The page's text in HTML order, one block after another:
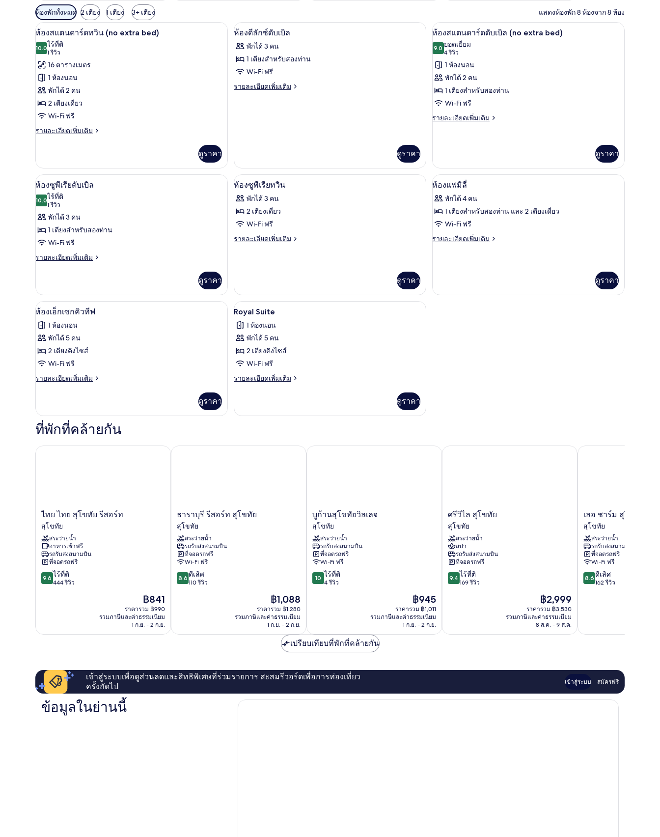
ตัว
กรอง
ที่
มี
ให้
สำหรับ
ห้อง
พัก
ห้องพักทั้งหมด 2 เตียง 1 เตียง 3+ เตียง แสดงห้องพัก 8 ห้องจาก 8 ห้อง
เปิด
ภาพถ่าย
ทั้งหมด
ของ
ห้อง
สแตนดาร์ด
ทวิน
(no
ห้องสแตนดาร์ดทวิน (no extra bed) | ตู้นิรภัยในห้องพัก, โต๊ะทำงาน, เปล/เตียงเด็กอ่อน, เตียงเสริม/เปล
6
ห้องสแตนดาร์ดทวิน (no extra bed)
10.010.0 จาก 10
ไร้ที่ติ
1 รีวิว
(1
รีวิว)
16 ตารางเมตร
1 ห้องนอน
พักได้ 2 คน
2 เตียงเดี่ยว
Wi-Fi ฟรี
รายละเอียดเพิ่มเติม
ราย
เกี่ยว
กับ
ห้อง
สแตนดาร์ด
ทวิ
(no
extra
ดูราคา
เปิด
ภาพถ่าย
ทั้งหมด
ของ
ห้อง
ห้องดีลักซ์ดับเบิล | ตู้นิรภัยในห้องพัก, โต๊ะทำงาน, เปล/เตียงเด็กอ่อน, เตียงเสริม/เปล
17
ห้องดีลักซ์ดับเบิล
พักได้ 3 คน
1 เตียงสำหรับสองท่าน
Wi-Fi ฟรี
รายละเอียดเพิ่มเติม
ราย
ซ์
ดับเบิล
ดูราคา
เปิด
ภาพถ่าย
ทั้งหมด
ของ
ห้อง
สแตนดาร์ด
ดับเบิล
ห้องสแตนดาร์ดดับเบิล (no extra bed) | ตู้นิรภั
7
ห้องสแตนดาร์ดดับเบิล (no extra bed)
9.09.0 จาก 10
ยอดเยี่ยม
4 รีวิว
(4
รีวิว)
1 ห้องนอน
พักได้ 2 คน
1 เตียงสำหรับสองท่าน
Wi-Fi ฟรี
รายละเอียดเพิ่มเติม
ราย
กับ
ห้อง
สแตนดาร์ด
ดับเบิล
(no
bed)
ดูราคา
เปิด
ภาพถ่าย
ทั้งหมด
ของ
ห้อง
บเบิล
ห้องซูพีเรียดับเบิล | ตู้นิรภัยในห้องพัก, โต๊ะทำงาน, เปล/เตียงเด็กอ่อน, เตียงเสริม/เปล
13
ห้องซูพีเรียดับเบิล
10.010.0 จาก 10
ไร้ที่ติ
1 รีวิว
(1
รีวิว)
พักได้ 3 คน
1 เตียงสำหรับสองท่าน
Wi-Fi ฟรี
รายละเอียดเพิ่มเติม
ราย
เกี่ยว
กับ
ห้อง
พี
เรียดั
ดูราคา
เปิด
ภาพถ่าย
ทั้งหมด
ของ
ห้อง
ทวิน
ห้องซูพีเรียทวิน | ตู้นิรภัยในห้องพัก, โต๊ะทำงาน, เปล/เตียงเด็กอ่อน, เตียงเสริม/เปล
13
ห้องซูพีเรียทวิน
พักได้ 3 คน
2 เตียงเดี่ยว
Wi-Fi ฟรี
รายละเอียดเพิ่มเติม
ราย
ห้อง
ซู
พี
ทวิ
น
ดูราคา
เปิด
ภาพถ่าย
ทั้งหมด
ของ
ห้อง
ห้องแฟมิลี่ | ตู้นิรภัยในห้องพัก, โต๊ะทำงาน, เปล
7
ห้องแฟมิลี่
พักได้ 4 คน
1 เตียงสำหรับสองท่าน และ 2 เตียงเดี่ยว
Wi-Fi ฟรี
รายละเอียดเพิ่มเติม
ราย
ห้อง
ดูราคา
เปิด
ภาพถ่าย
ทั้งหมด
ของ
ห้อง
เอ็ก
คิว
ทีฟ
ห้องเอ็กเซกคิวทีฟ | ตู้นิรภัยในห้องพัก, โต๊ะทำงาน, เปล/เตียงเด็กอ่อน, เตียงเสริม/เปล
7
ห้องเอ็กเซกคิวทีฟ
1 ห้องนอน
พักได้ 5 คน
2 เตียงคิงไซส์
Wi-Fi ฟรี
รายละเอียดเพิ่มเติม
ราย
เกี่ยว
กับ
ห้อง
เซก
ดูราคา
เปิด
ภาพถ่าย
ทั้งหมด
ของ
Royal
Suite
Royal Suite | ตู้นิรภัยในห้องพัก, โต๊ะทำงาน, เปล/เตียงเด็กอ่อน, เตียงเสริม/เปล
9
Royal Suite
1 ห้องนอน
พักได้ 5 คน
2 เตียงคิงไซส์
Wi-Fi ฟรี
รายละเอียดเพิ่มเติม
ราย
เกี่ยว
ดูราคา
ที่พักที่คล้ายกัน
ไทย
ไทย
สุโขทัย
รีสอร์ท
สุโขทัย
ไทย ไทย สุโขทัย รีสอร์ท
สุโขทัย
สระว่ายน้ำ
อาหารเช้าฟรี
รถรับส่งสนามบิน
ที่จอดรถฟรี
9.6
จาก
รีวิว
9.6 ไร้ที่ติ
444 รีวิว
ราคา
ปัจจุบัน
คือ
฿841
฿841
ราคารวม ฿990
รวมภาษีและค่าธรรมเนียม
1 ก.ย. - 2 ก.ย.
ไทย ไทย สุโขทัย รีสอร์ท
ธารา
บุรี
รีสอร์ท
สุโขทัย
สุโขทัย
ธาราบุรี รีสอร์ท สุโขทัย
สุโขทัย
สระว่ายน้ำ
รถรับส่งสนามบิน
ที่จอดรถฟรี
Wi-Fi ฟรี
8.6
จาก
8.6 ดีเลิศ
110 รีวิว
ราคา
ปัจจุบัน
คือ
฿1,088
฿1,088
ราคารวม ฿1,280
รวมภาษีและค่าธรรมเนียม
1 ก.ย. - 2 ก.ย.
ธาราบุรี รีสอร์ท สุโขทัย
บู
ก้าน
สุ
โข
ทัย
วิลเลจ
สุโขทัย
บูก้านสุโขทัยวิลเลจ
สุโขทัย
สระว่ายน้ำ
รถรับส่งสนามบิน
ที่จอดรถฟรี
Wi-Fi ฟรี
10.0
จาก
รีวิว
10 ไร้ที่ติ
4 รีวิว
ราคา
ปัจจุบัน
คือ
฿945
฿945
ราคารวม ฿1,011
รวมภาษีและค่าธรรมเนียม
1 ก.ย. - 2 ก.ย.
บูก้านสุโขทัยวิลเลจ
ศรีวิไล
สุโขทัย
สุโขทัย
ศรีวิไล สุโขทัย
สุโขทัย
สระว่ายน้ำ
สปา
รถรับส่งสนามบิน
ที่จอดรถฟรี
9.4
จาก
รีวิว
9.4 ไร้ที่ติ
169 รีวิว
ราคา
ปัจจุบัน
คือ
฿2,999
฿2,999
ราคารวม ฿3,530
รวมภาษีและค่าธรรมเนียม
8 ส.ค. - 9 ส.ค.
ศรีวิไล สุโขทัย
เลอ
ชาร์ม
สุโขทัย
รีสอร์ท
สุโขทัย
เลอ ชาร์ม สุโขทัย รีส
สุโขทัย
สระว่ายน้ำ
รถรับส่งสนามบิน
ที่จอดรถฟรี
Wi-Fi ฟรี
8.6
จาก
8.6 ดีเลิศ
162 รีวิว
เลอ ชาร์ม สุโขทัย รีสอ
เปรียบเทียบที่พักที่คล้ายกัน
เข้าสู่ระบบเพื่อดูส่วนลดและสิทธิพิเศษที่ร่วมรายการ สะสมรีวอร์ดเพื่อการท่องเที่ยว
ครั้งถัดไป
เข้าสู่ระบบ สมัครฟรี
ข้อมูลในย่านนี้